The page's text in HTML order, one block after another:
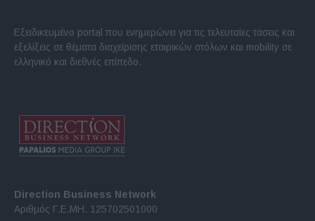
Εξειδικευμένο portal που ενημερώνει για τις τελευταίες τάσεις και
εξελίξεις σε θέματα διαχείρισης εταιρικών στόλων και mobility σε
ελληνικό και διεθνές επίπεδο.
Direction Business Network
Αριθμός Γ.Ε.ΜΗ. 125702501000